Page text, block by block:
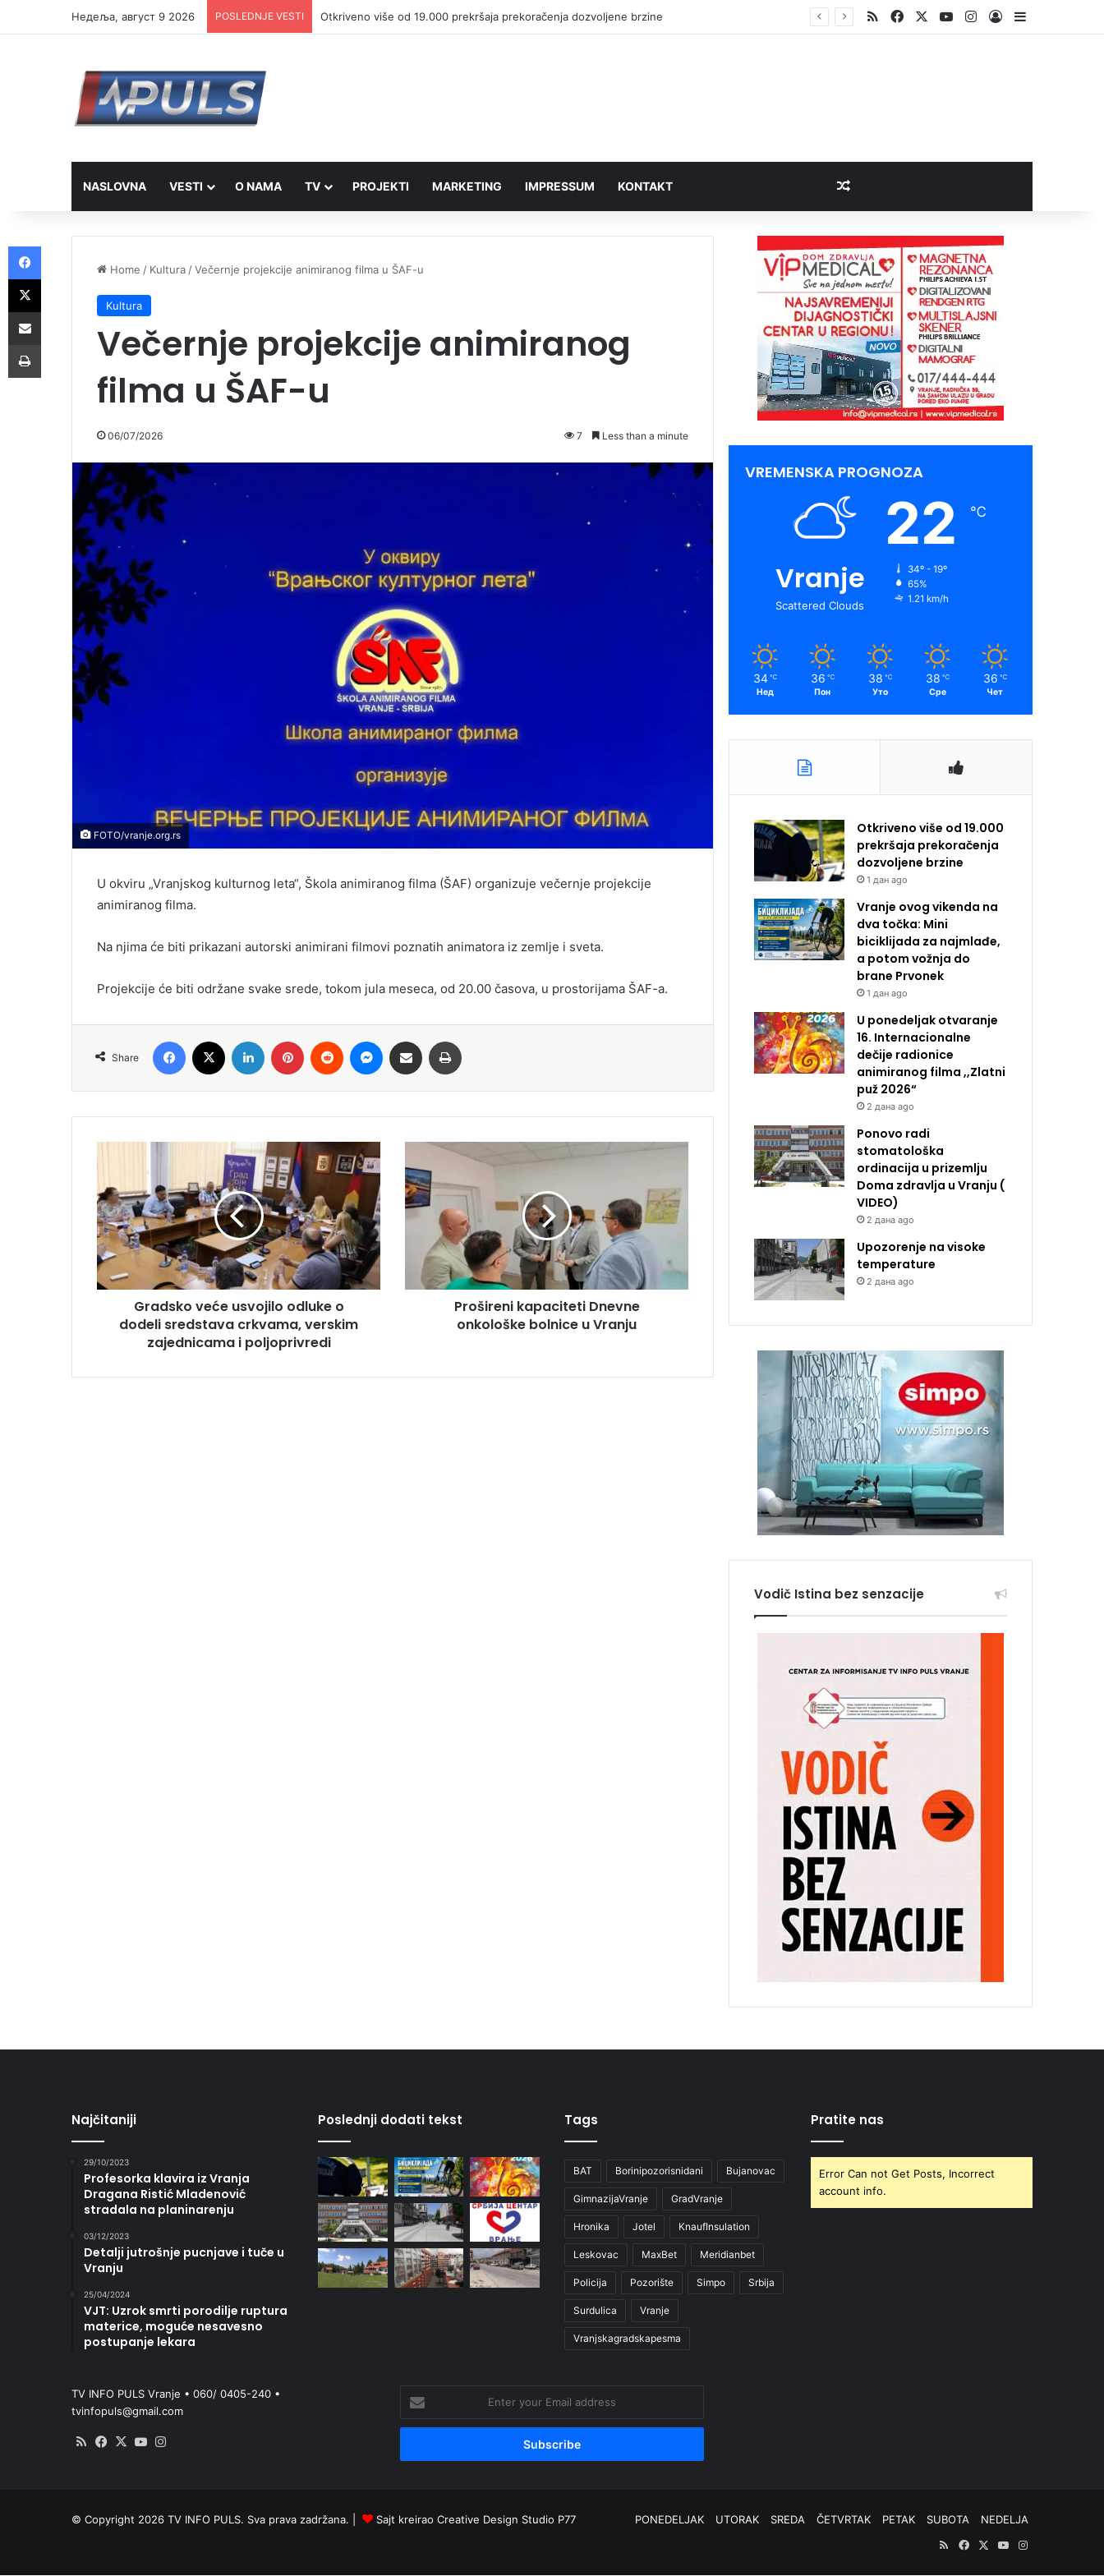
Недеља, август 9 2026 POSLEDNJE VESTI Otkriveno više od 19.000 prekršaja prekoračenja dozvoljene brzine RSSFacebookYouTubeInstagram
Log InSidebar
NASLOVNA VESTI O NAMA TV PROJEKTI MARKETING IMPRESSUM KONTAKT Random Article
Home / Kultura /Večernje projekcije animiranog filma u ŠAF-u
Kultura
Večernje projekcije animiranog
filma u ŠAF-u
06/07/2026 7 Less than a minute
FOTO/vranje.org.rs
U okviru „Vranjskog kulturnog leta“, Škola animiranog filma (ŠAF) organizuje večernje projekcije
animiranog filma.
Na njima će biti prikazani autorski animirani filmovi poznatih animatora iz zemlje i sveta.
Projekcije će biti održane svake srede, tokom jula meseca, od 20.00 časova, u prostorijama ŠAF-a.
Share
Facebook LinkedIn Pinterest Reddit Messenger
Share via Email
Gradsko veće usvojilo odluke o
dodeli sredstava crkvama, verskim
zajednicama i poljoprivredi
Prošireni kapaciteti Dnevne
onkološke bolnice u Vranju
VREMENSKA PROGNOZA
Vranje
Scattered Clouds
22 ℃
34º - 19º
65%
1.21 km/h
34 ℃
Нед
36 ℃
Пон
38 ℃
Уто
38 ℃
Сре
36 ℃
Чет
Otkriveno više od 19.000
prekršaja prekoračenja
dozvoljene brzine
1 дан ago
Vranje ovog vikenda na
dva točka: Mini
biciklijada za najmlađe,
a potom vožnja do
brane Prvonek
1 дан ago
U ponedeljak otvaranje
16. Internacionalne
dečije radionice
animiranog filma ,,Zlatni
puž 2026“
2 дана ago
Ponovo radi
stomatološka
ordinacija u prizemlju
Doma zdravlja u Vranju (
VIDEO)
2 дана ago
Upozorenje na visoke
temperature
2 дана ago
Vodič Istina bez senzacije
Najčitaniji
29/10/2023
Profesorka klavira iz Vranja
Dragana Ristić Mladenović
stradala na planinarenju
03/12/2023
Detalji jutrošnje pucnjave i tuče u
Vranju
25/04/2024
VJT: Uzrok smrti porodilje ruptura
materice, moguće nesavesno
postupanje lekara
Poslednji dodati tekst Tags
BAT Borinipozorisnidani Bujanovac
GimnazijaVranje GradVranje
Hronika Jotel KnaufInsulation
Leskovac MaxBet Meridianbet
Policija Pozorište Simpo Srbija
Surdulica Vranje
Vranjskagradskapesma
Pratite nas
Error Can not Get Posts, Incorrect
account info.
TV INFO PULS Vranje • 060/ 0405-240 •
tvinfopuls@gmail.com
RSS Facebook
X YouTube
your
Email
© Copyright 2026 TV INFO PULS. Sva prava zadržana. | Sajt kreirao Creative Design Studio P77 PONEDELJAK UTORAK SREDA ČETVRTAK PETAK SUBOTA
NEDELJA
RSSFacebook
X YouTubeInstagram
Facebook
X
Share via Email